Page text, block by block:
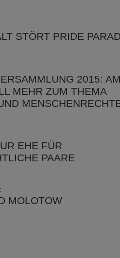
STÖRT PRIDE
2015:
MEHR ZUM THEMA
EHE FÜR
PAARE
MOLOTOW